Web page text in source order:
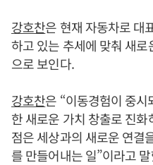
강호찬은 현재 자동차로 대
하고 있는 추세에 맞춰 새
으로 보인다.
강호찬은 “이동경험이 중
한 새로운 가치 창출로 진
점은 세상과의 새로운 연결
를 만들어내는 일”이라고